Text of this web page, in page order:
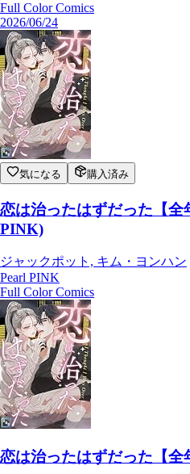
Full Color Comics
2026/06/24
気になる 購入済み
恋は治ったはずだった【全
PINK)
ジャックポット, キム・ヨンハン
Pearl PINK
Full Color Comics
恋は治ったはずだった【